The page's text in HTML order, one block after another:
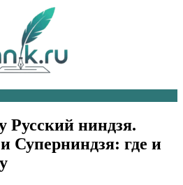
Русский ниндзя.
Суперниндзя: где и